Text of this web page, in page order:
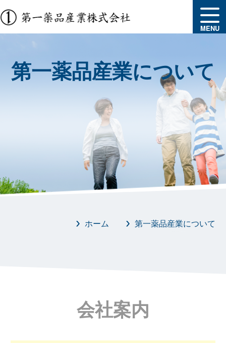
MENU
第一薬品産業について
ホーム 第一薬品産業について
会社案内